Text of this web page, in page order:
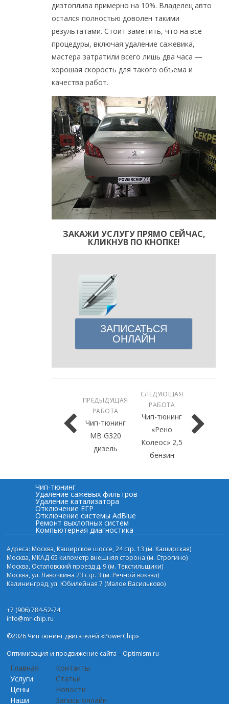
дизтоплива примерно на 10%. Владелец авто
остался полностью доволен такими
результатами. Стоит заметить, что на все
процедуры, включая удаление сажевика,
мастера затратили всего лишь два часа —
хорошая скорость для такого объема и
качества работ.
ЗАКАЖИ УСЛУГУ ПРЯМО СЕЙЧАС,
КЛИКНУВ ПО КНОПКЕ!
ЗАПИСАТЬСЯ
ОНЛАЙН
ПРЕДЫДУЩАЯ
РАБОТА
Чип-тюнинг
MB G320
дизель
СЛЕДУЮЩАЯ
РАБОТА
Чип-тюнинг
«Рено
Колеос» 2,5
бензин
Чип-тюнинг
Удаление сажевых фильтров
Удаление катализатора
Отключение ЕГР
Отключение системы AdBlue
Ремонт выхлопных систем
Компьютерная диагностика
Адреса: Москва, Каширское шоссе, 24 стр. 13 (м. Каширская)
Москва, МКАД 65 километр внешняя сторона (м. Строгино)
Москва, Остаповский проезд д. 9 (м. Текстильщики)
Москва, ул. Лавочкина 23 стр. 3 (м. Речной вокзал)
Калининград, ул. Юбилейная 7 (Малое Васильково)
+7 (906) 784-52-74
info@mr-chip.ru
©2026 Чип тюнинг двигателей «PowerChip»
Оптимизация и продвижение сайта – Optimism.ru
Главная
Услуги
Цены
Наши
Контакты
Статьи
Новости
Запись онлайн